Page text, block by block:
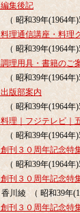
編集後記
（ 昭和39年(1964年
料理通信講座・料理
（ 昭和39年(1964年
調理用具・書籍のご
（ 昭和39年(1964年
出版部案内
（ 昭和39年(1964年
料理｜フジテレビ｜
（ 昭和39年(1964年
創刊３０周年記念特
（ 昭和39年(1964年
創刊３０周年記念特
香川綾 （ 昭和39年
創刊３０周年記念特